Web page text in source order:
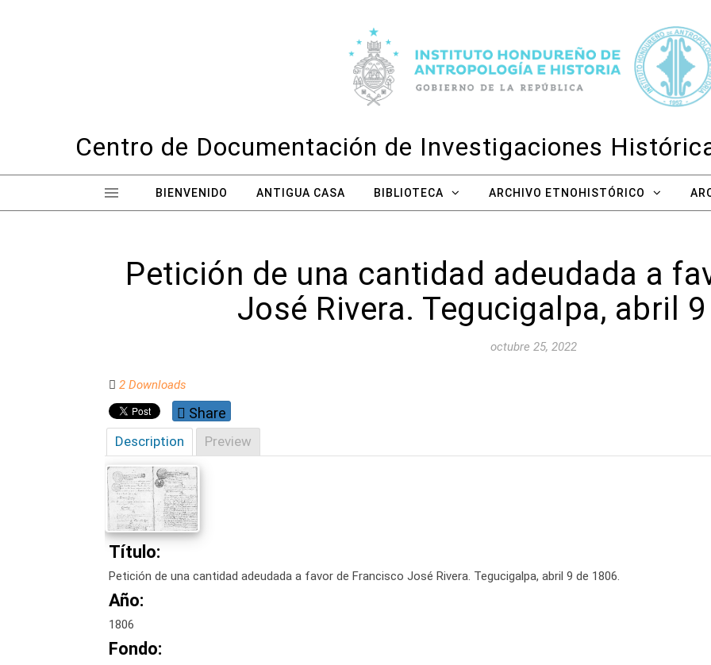
Centro de Documentación de Investigaciones
BIENVENIDO ANTIGUA CASA BIBLIOTECA ARCHIVO ETNOHISTÓRICO
Petición de una cantidad adeudada a
José Rivera. Tegucigalpa, abril
octubre 25, 2022
2 Downloads
Share
Description Preview
Título:
Petición de una cantidad adeudada a favor de Francisco José Rivera. Tegucigalpa, abril 9 de 1806.
Año:
1806
Fondo: